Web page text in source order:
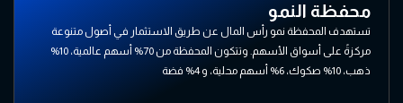
محفظة النمو
تستهدف المحفظة نمو رأس المال عن طريق الاستثمار في أصول متنوعة
مركزةً على أسواق الأسهم. وتتكون المحفظة من 70% أسهم عالمية، 10%
ذهب، 10% صكوك، 6% أسهم محلية، و 4% فضة